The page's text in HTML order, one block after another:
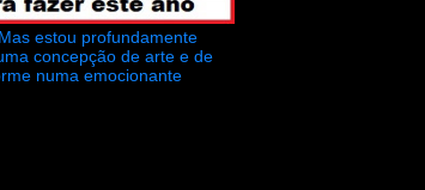
estou profundamente
concepção de arte e de
numa emocionante